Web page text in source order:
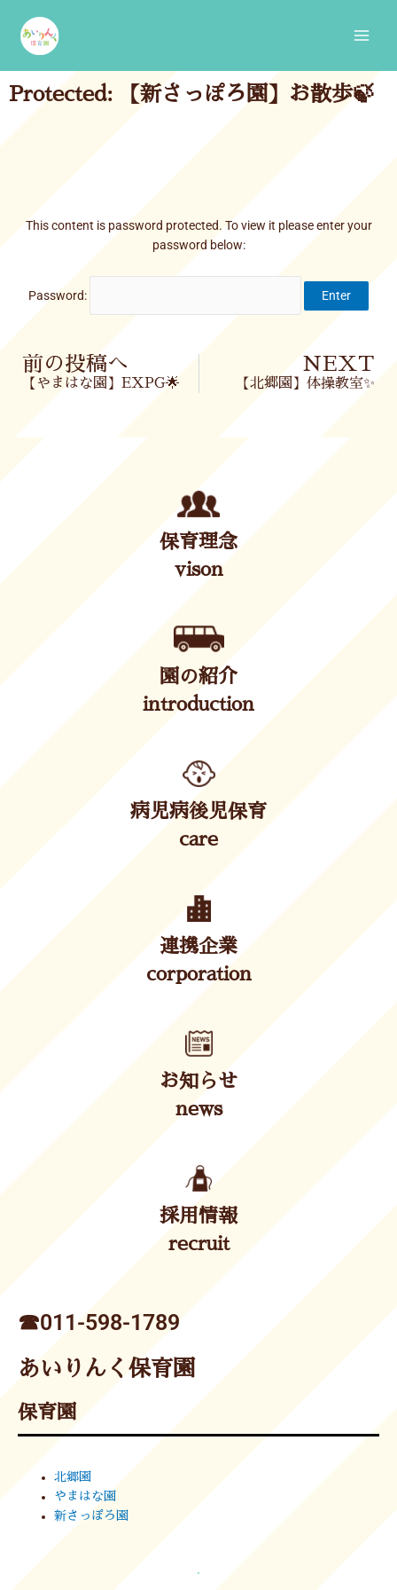
content
Protected: 【新さっぽろ園】お散歩🍃
This content is password protected. To view it please enter your
password below:
Password:
Prev
前の投稿へ
【やまはな園】EXPG🌟
NEXT
【北郷園】体操教室✨
保育理念
vison
園の紹介
introduction
病児病後児保育
care
連携企業
corporation
お知らせ
news
採用情報
recruit
☎︎011-598-1789
あいりんく保育園
保育園
北郷園
やまはな園
新さっぽろ園